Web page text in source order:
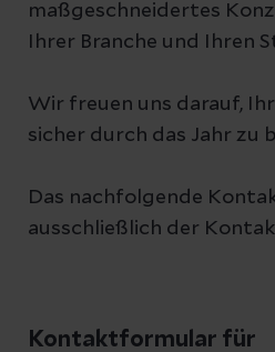
maßgeschneidertes
Ihrer Branche und Ihren
Wir freuen uns darauf,
sicher durch das Jahr zu
Das nachfolgende
ausschließlich der
Kontaktformular für